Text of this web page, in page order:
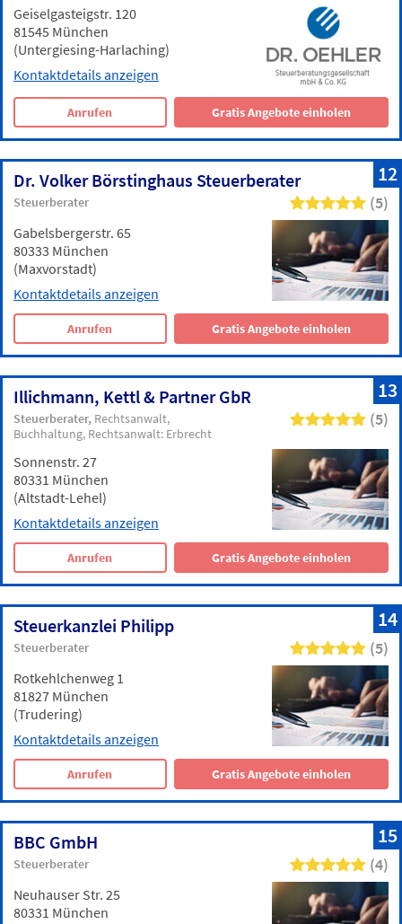
Geiselgasteigstr. 120
81545 München
(Untergiesing-Harlaching)
Kontaktdetails anzeigen
Anrufen Gratis Angebote einholen
12
Dr. Volker Börstinghaus Steuerberater
Steuerberater (5)
Gabelsbergerstr. 65
80333 München
(Maxvorstadt)
Kontaktdetails anzeigen
Anrufen Gratis Angebote einholen
13
Illichmann, Kettl & Partner GbR
Steuerberater Rechtsanwalt
Buchhaltung Rechtsanwalt: Erbrecht
(5)
Sonnenstr. 27
80331 München
(Altstadt-Lehel)
Kontaktdetails anzeigen
Anrufen Gratis Angebote einholen
14
Steuerkanzlei Philipp
Steuerberater (5)
Rotkehlchenweg 1
81827 München
(Trudering)
Kontaktdetails anzeigen
Anrufen Gratis Angebote einholen
15
BBC GmbH
Steuerberater (4)
Neuhauser Str. 25
80331 München